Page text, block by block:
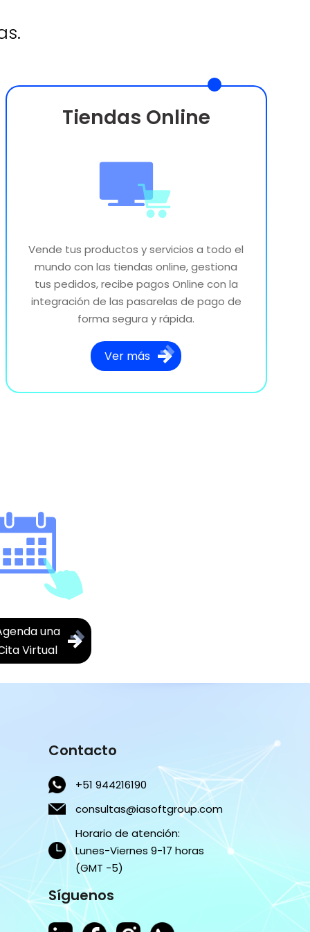
Tiendas Online
Vende tus productos y servicios a todo el
mundo con las tiendas online, gestiona
tus pedidos, recibe pagos Online con la
integración de las pasarelas de pago de
forma segura y rápida.
Ver más
una
Virtual
Contacto
+51 944216190
consultas@iasoftgroup.com
Horario de atención:
Lunes-Viernes 9-17 horas
(GMT -5)
Síguenos